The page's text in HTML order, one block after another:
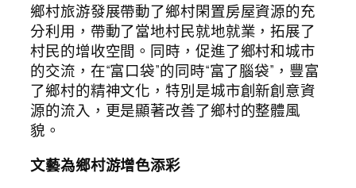
鄉村旅游發展帶動了鄉村閑置房屋資源的充
分利用，帶動了當地村民就地就業，拓展了
村民的增收空間。同時，促進了鄉村和城市
的交流，在“富口袋”的同時“富了腦袋”，豐富
了鄉村的精神文化，特別是城市創新創意資
源的流入，更是顯著改善了鄉村的整體風
貌。
文藝為鄉村游增色添彩